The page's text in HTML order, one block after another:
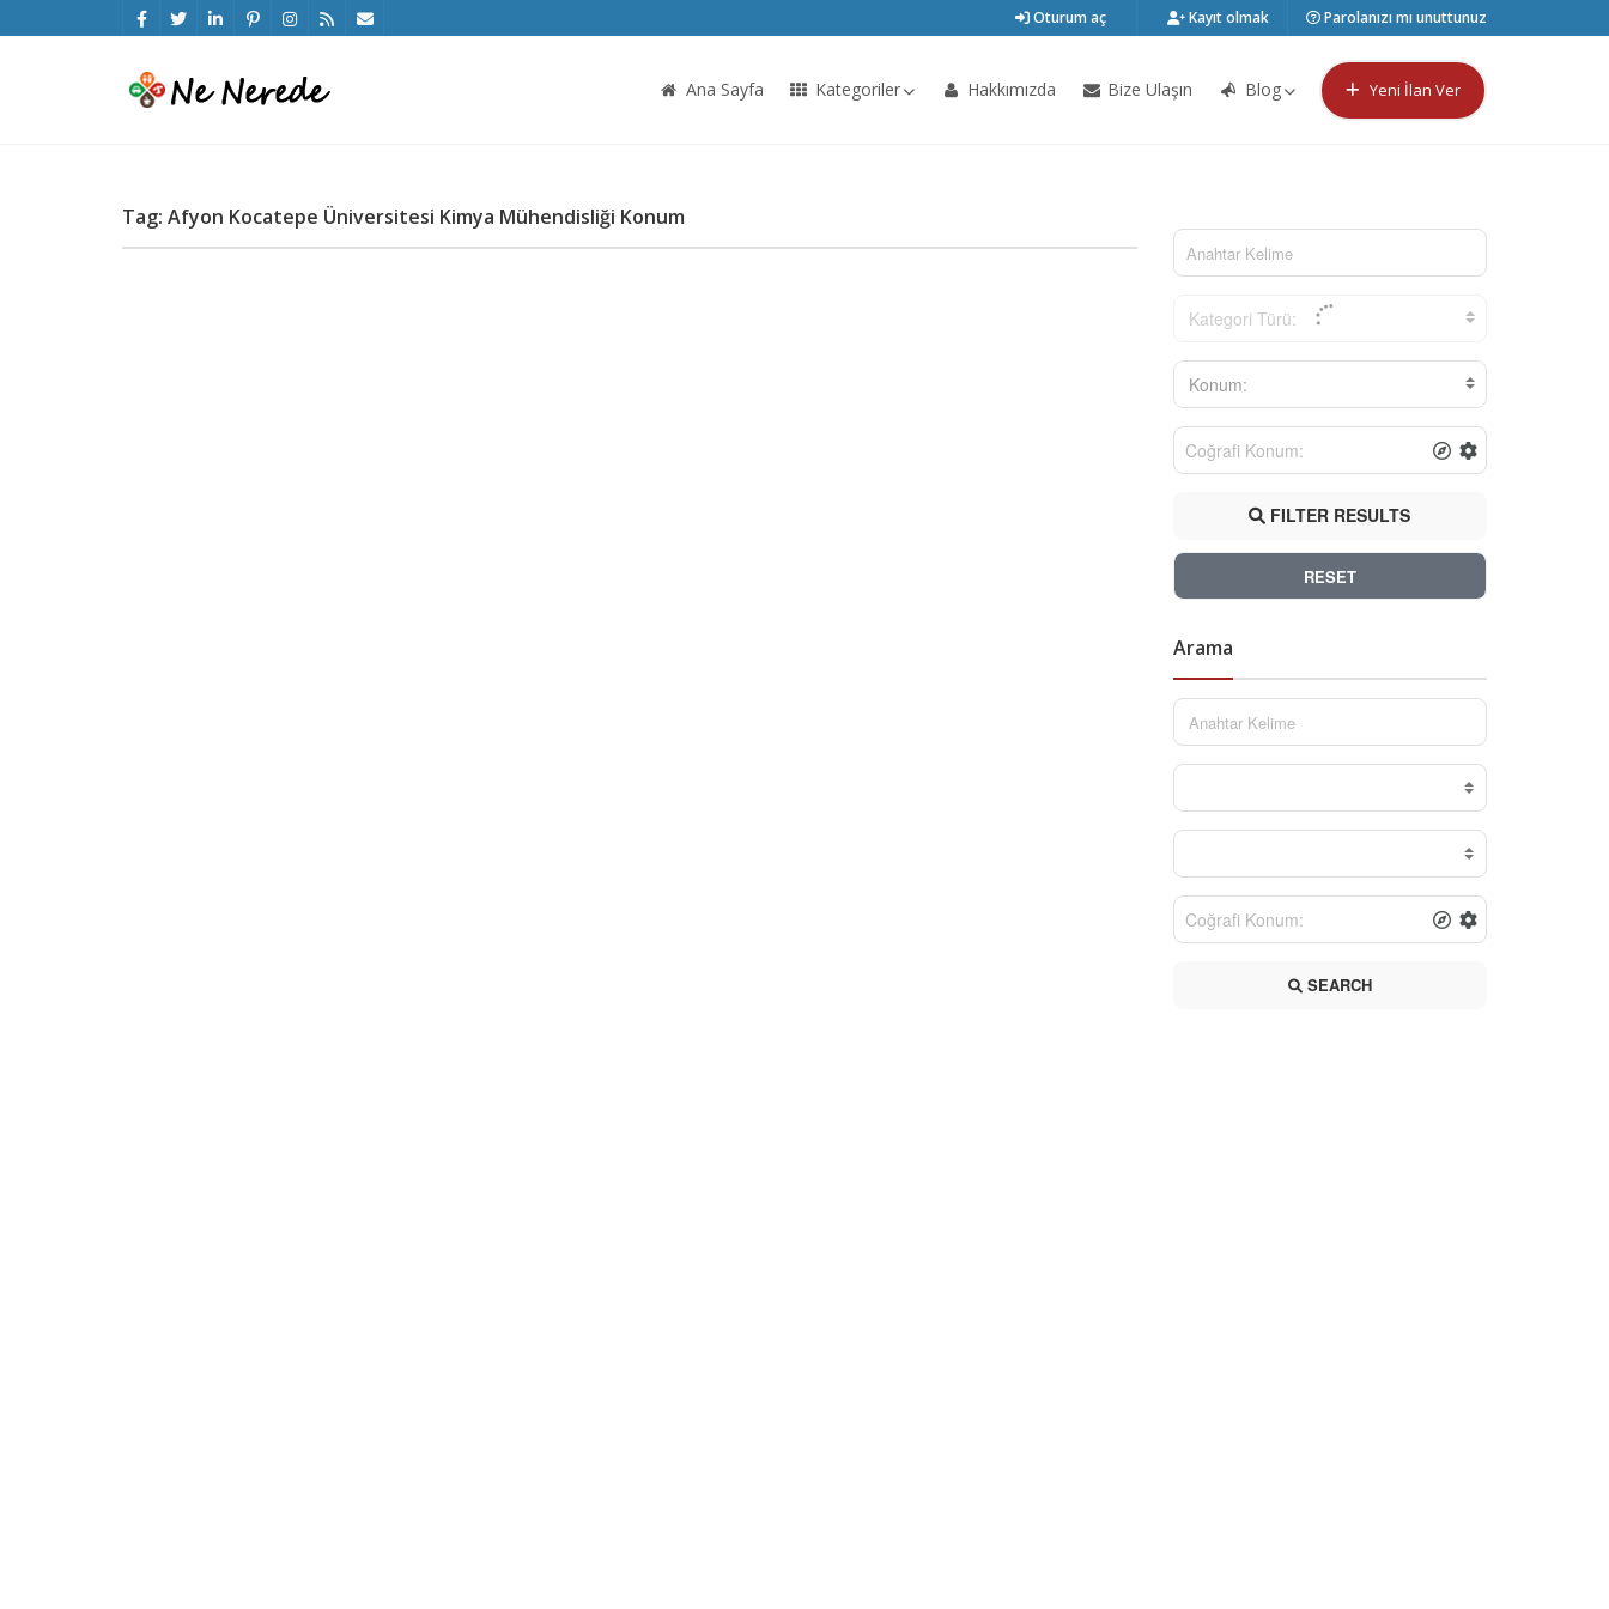
Oturum aç Kayıt olmak Parolanızı mı unuttunuz
Ana Sayfa Kategoriler Hakkımızda Bize Ulaşın Blog Yeni İlan Ver
Tag: Afyon Kocatepe Üniversitesi Kimya Mühendisliği Konum
Kategori Türü:
Konum:
FILTER RESULTS
RESET
Arama
SEARCH